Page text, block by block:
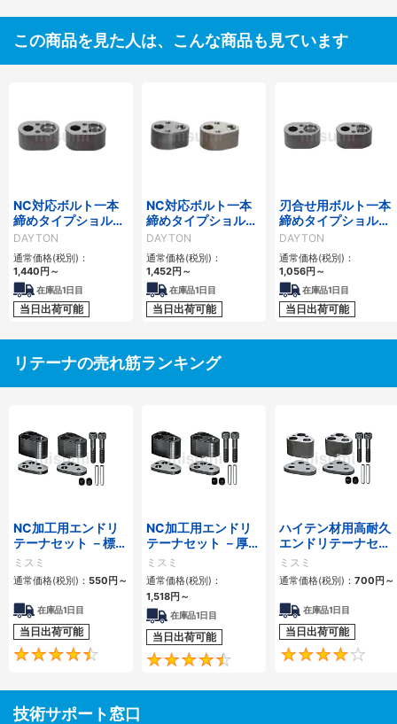
この商品を見た人は、こんな商品も見ています
NC対応ボルト一本
締めタイプショルダ
ー式リテーナー
（厚さ２５mm）
DAYTON
通常価格(税別)：
1,440 円 ～
在庫品1日目
当日出荷可能
NC対応ボルト一本
締めタイプショルダ
ー式リテーナー
（厚さ２５mm）
GRTシリーズ
DAYTON
通常価格(税別)：
1,452円 ～
在庫品1日目
当日出荷可能
刃合せ用ボルト一本
締めタイプショルダ
ー式リテーナー
（厚さ２５mm）
DAYTON
通常価格(税別)：
1,056円 ～
在庫品1日目
当日出荷可能
リテーナの売れ筋ランキング
NC加工用エンドリ
テーナセット －標準
パンチ・ボタンダイ
用－
ミスミ
通常価格(税別)： 550 円 ～
在庫品1日目
当日出荷可能
4.4
NC加工用エンドリ
テーナセット －厚板
打抜きパンチ用－
ミスミ
通常価格(税別)：
1,518円 ～
在庫品1日目
当日出荷可能
4.7
ハイテン材用高耐久
エンドリテーナセッ
ト －NC加工・厚板
打抜きパンチ用－
ミスミ
通常価格(税別)： 700 円 ～
在庫品1日目
当日出荷可能
技術サポート窓口